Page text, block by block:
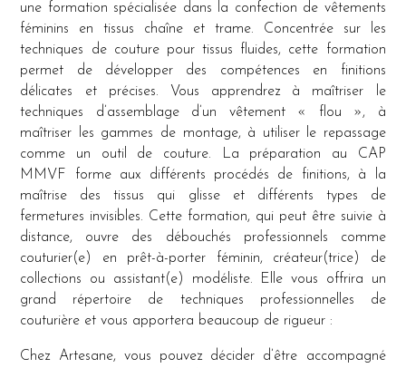
une formation spécialisée dans la confection de vêtements
féminins en tissus chaîne et trame. Concentrée sur les
techniques de couture pour tissus fluides, cette formation
permet de développer des compétences en finitions
délicates et précises. Vous apprendrez à maîtriser le
techniques d’assemblage d’un vêtement « flou », à
maîtriser les gammes de montage, à utiliser le repassage
comme un outil de couture. La préparation au CAP
MMVF forme aux différents procédés de finitions, à la
maîtrise des tissus qui glisse et différents types de
fermetures invisibles. Cette formation, qui peut être suivie à
distance, ouvre des débouchés professionnels comme
couturier(e) en prêt-à-porter féminin, créateur(trice) de
collections ou assistant(e) modéliste. Elle vous offrira un
grand répertoire de techniques professionnelles de
couturière et vous apportera beaucoup de rigueur :
Chez Artesane, vous pouvez décider d’être accompagné